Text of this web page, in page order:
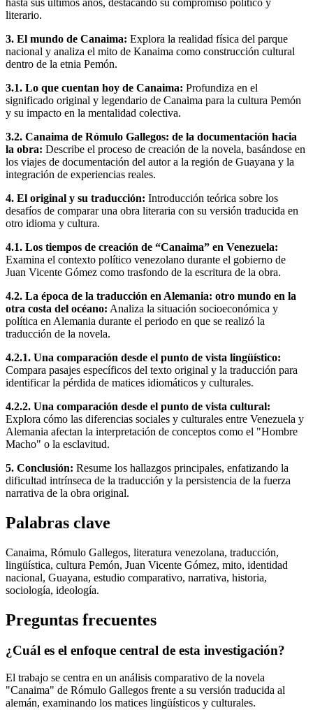
literario.
3. El mundo de Canaima: Explora la realidad física del parque
nacional y analiza el mito de Kanaima como construcción cultural
dentro de la etnia Pemón.
3.1. Lo que cuentan hoy de Canaima: Profundiza en el
significado original y legendario de Canaima para la cultura Pemón
y su impacto en la mentalidad colectiva.
3.2. Canaima de Rómulo Gallegos: de la documentación hacia
la obra: Describe el proceso de creación de la novela, basándose en
los viajes de documentación del autor a la región de Guayana y la
integración de experiencias reales.
4. El original y su traducción: Introducción teórica sobre los
desafíos de comparar una obra literaria con su versión traducida en
otro idioma y cultura.
4.1. Los tiempos de creación de “Canaima” en Venezuela:
Examina el contexto político venezolano durante el gobierno de
Juan Vicente Gómez como trasfondo de la escritura de la obra.
4.2. La época de la traducción en Alemania: otro mundo en la
otra costa del océano: Analiza la situación socioeconómica y
política en Alemania durante el periodo en que se realizó la
traducción de la novela.
4.2.1. Una comparación desde el punto de vista lingüístico:
Compara pasajes específicos del texto original y la traducción para
identificar la pérdida de matices idiomáticos y culturales.
4.2.2. Una comparación desde el punto de vista cultural:
Explora cómo las diferencias sociales y culturales entre Venezuela y
Alemania afectan la interpretación de conceptos como el "Hombre
Macho" o la esclavitud.
5. Conclusión: Resume los hallazgos principales, enfatizando la
dificultad intrínseca de la traducción y la persistencia de la fuerza
narrativa de la obra original.
Palabras clave
Canaima, Rómulo Gallegos, literatura venezolana, traducción,
lingüística, cultura Pemón, Juan Vicente Gómez, mito, identidad
nacional, Guayana, estudio comparativo, narrativa, historia,
sociología, ideología.
Preguntas frecuentes
¿Cuál es el enfoque central de esta investigación?
El trabajo se centra en un análisis comparativo de la novela
"Canaima" de Rómulo Gallegos frente a su versión traducida al
alemán, examinando los matices lingüísticos y culturales.